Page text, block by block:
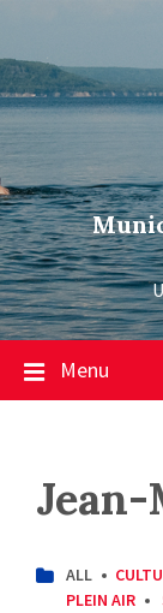
Menu
CATEGORIES:
ALL
PLEIN AIR